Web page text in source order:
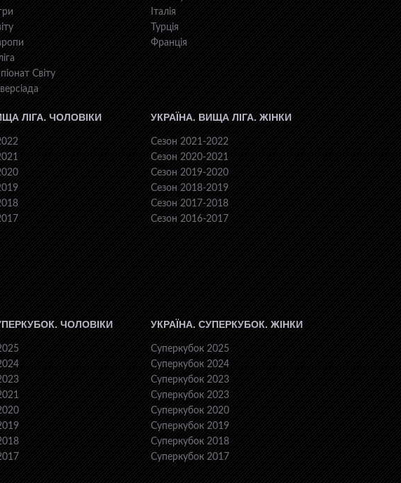
Світу
Італія
Турція
Франція
ЛІГА. ЧОЛОВІКИ УКРАЇНА. ВИЩА ЛІГА. ЖІНКИ
Сезон 2021-2022
Сезон 2020-2021
Сезон 2019-2020
Сезон 2018-2019
Сезон 2017-2018
Сезон 2016-2017
ЧОЛОВІКИ УКРАЇНА. СУПЕРКУБОК. ЖІНКИ
Суперкубок 2025
Суперкубок 2024
Суперкубок 2023
Суперкубок 2023
Суперкубок 2020
Суперкубок 2019
Суперкубок 2018
Суперкубок 2017